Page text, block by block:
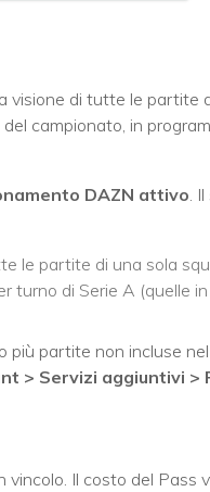
visione di tutte le partite
campionato, in
DAZN attivo .
le partite di una sola
turno di Serie A (quelle
più partite non incluse
> Servizi aggiuntivi >
vincolo. Il costo del Pass